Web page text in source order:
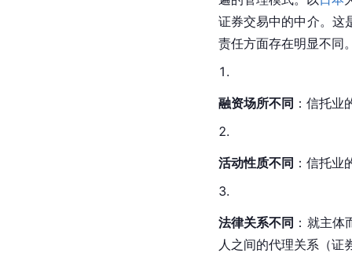
证券交易中的中介。这
责任方面存在明显不同
融资场所不同 ：信托
活动性质不同 ：信托
法律关系不同 ：就主
人之间的代理关系（证